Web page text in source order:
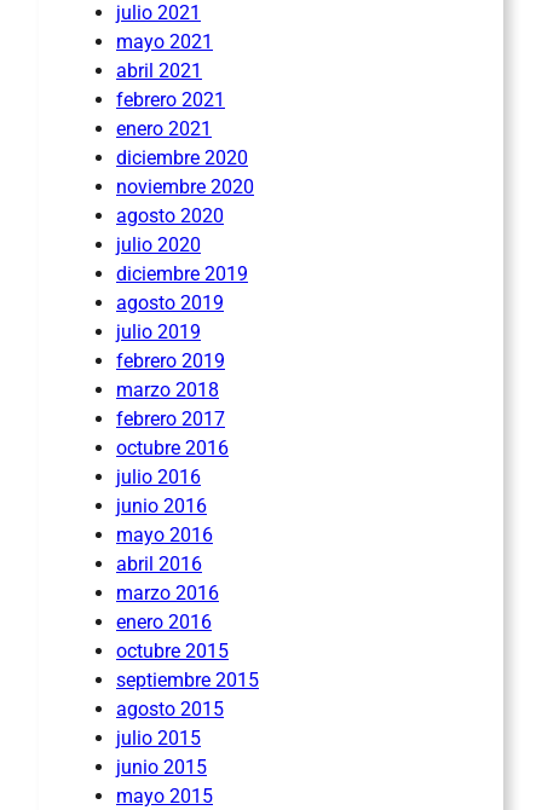
julio 2021
mayo 2021
abril 2021
febrero 2021
enero 2021
diciembre 2020
noviembre 2020
agosto 2020
julio 2020
diciembre 2019
agosto 2019
julio 2019
febrero 2019
marzo 2018
febrero 2017
octubre 2016
julio 2016
junio 2016
mayo 2016
abril 2016
marzo 2016
enero 2016
octubre 2015
septiembre 2015
agosto 2015
julio 2015
junio 2015
mayo 2015